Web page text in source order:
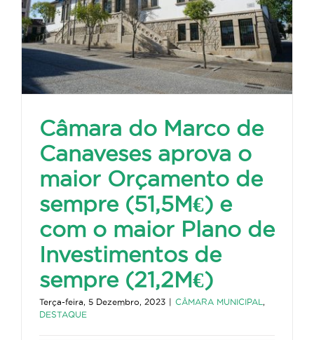
Câmara do Marco de
Canaveses aprova o
maior Orçamento de
sempre (51,5M€) e
com o maior Plano de
Investimentos de
sempre (21,2M€)
Terça-feira, 5 Dezembro, 2023 CÂMARA MUNICIPAL ,
DESTAQUE